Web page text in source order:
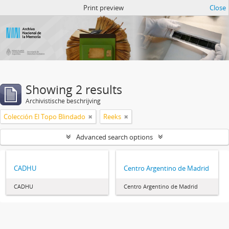
Print preview Close
Showing 2 results
Archivistische beschrijving
Colección El Topo Blindado Reeks
Advanced search options
CADHU
CADHU
Centro Argentino de Madrid
Centro Argentino de Madrid